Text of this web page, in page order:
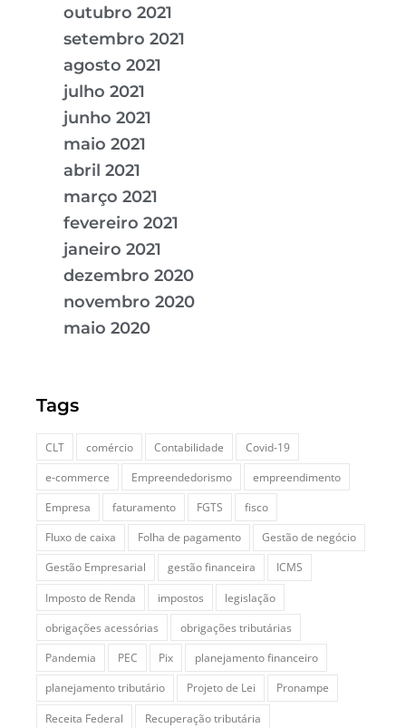
outubro 2021
setembro 2021
agosto 2021
julho 2021
junho 2021
maio 2021
abril 2021
março 2021
fevereiro 2021
janeiro 2021
dezembro 2020
novembro 2020
maio 2020
Tags
CLT comércio Contabilidade
Covid-19
e-commerce
Empreendedorismo
empreendimento
Empresa
faturamento FGTS
fisco
Fluxo de caixa
Folha de pagamento
Gestão de negócio
Gestão Empresarial
gestão financeira
ICMS
Imposto de Renda
impostos
legislação
obrigações acessórias
obrigações tributárias
Pandemia
PEC Pix
planejamento financeiro
planejamento tributário
Projeto de Lei
Pronampe
Receita Federal
Recuperação tributária